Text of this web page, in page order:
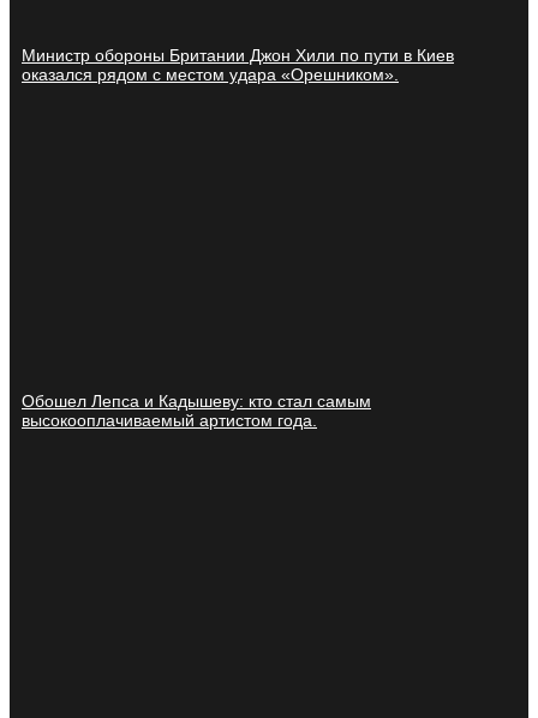
Министр обороны Британии Джон Хили по пути в Киев
оказался рядом с местом удара «Орешником».
Обошел Лепса и Кадышеву: кто стал самым
высокооплачиваемый артистом года.